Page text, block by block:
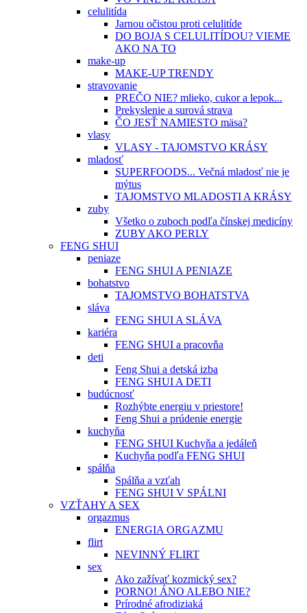
celulitída
Jarnou očistou proti celulitíde
DO BOJA S CELULITÍDOU? VIEME
AKO NA TO
make-up
MAKE-UP TRENDY
stravovanie
PREČO NIE? mlieko, cukor a lepok...
Prekyslenie a surová strava
ČO JESŤ NAMIESTO mäsa?
vlasy
VLASY - TAJOMSTVO KRÁSY
mladosť
SUPERFOODS... Večná mladosť nie je
mýtus
TAJOMSTVO MLADOSTI A KRÁSY
zuby
Všetko o zuboch podľa čínskej medicíny
ZUBY AKO PERLY
FENG SHUI
peniaze
FENG SHUI A PENIAZE
bohatstvo
TAJOMSTVO BOHATSTVA
sláva
FENG SHUI A SLÁVA
kariéra
FENG SHUI a pracovňa
deti
Feng Shui a detská izba
FENG SHUI A DETI
budúcnosť
Rozhýbte energiu v priestore!
Feng Shui a prúdenie energie
kuchyňa
FENG SHUI Kuchyňa a jedáleň
Kuchyňa podľa FENG SHUI
spálňa
Spálňa a vzťah
FENG SHUI V SPÁLNI
VZŤAHY A SEX
orgazmus
ENERGIA ORGAZMU
flirt
NEVINNÝ FLIRT
sex
Ako zažívať kozmický sex?
PORNO! ÁNO ALEBO NIE?
Prírodné afrodiziaká